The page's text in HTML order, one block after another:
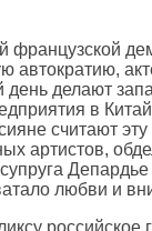
французской
автократию,
день делают
в
считают
артистов,
Депардье
любви и